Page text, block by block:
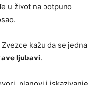
u život na potpuno
kažu da se jedna
ljubavi.